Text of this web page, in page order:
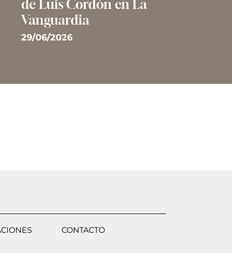
de Luis Cordón en La
Vanguardia
29/06/2026
CONTACTO